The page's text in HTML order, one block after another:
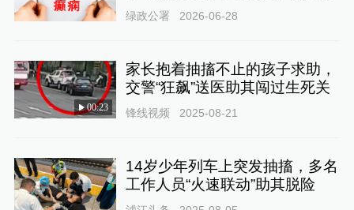
绿政公署 2026-06-28
00:23
家长抱着抽搐不止的孩子求助，
交警“狂飙”送医助其闯过生死关
锋线视频 2025-08-21
14岁少年列车上突发抽搐，多名
工作人员“火速联动”助其脱险